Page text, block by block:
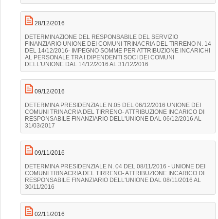
28/12/2016
DETERMINAZIONE DEL RESPONSABILE DEL SERVIZIO
FINANZIARIO UNIONE DEI COMUNI TRINACRIA DEL TIRRENO N. 14
DEL 14/12/2016- IMPEGNO SOMME PER ATTRIBUZIONE INCARICHI
AL PERSONALE TRA I DIPENDENTI SOCI DEI COMUNI
DELL'UNIONE DAL 14/12/2016 AL 31/12/2016
09/12/2016
DETERMINA PRESIDENZIALE N.05 DEL 06/12/2016 UNIONE DEI
COMUNI TRINACRIA DEL TIRRENO- ATTRIBUZIONE INCARICO DI
RESPONSABILE FINANZIARIO DELL'UNIONE DAL 06/12/2016 AL
31/03/2017
09/11/2016
DETERMINA PRESIDENZIALE N. 04 DEL 08/11/2016 - UNIONE DEI
COMUNI TRINACRIA DEL TIRRENO- ATTRIBUZIONE INCARICO DI
RESPONSABILE FINANZIARIO DELL'UNIONE DAL 08/11/2016 AL
30/11/2016
02/11/2016